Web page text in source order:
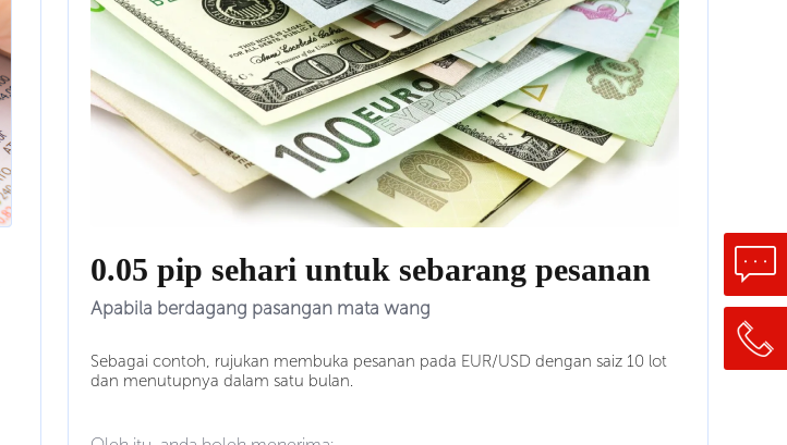
0.05 pip sehari untuk sebarang pesanan
Apabila berdagang pasangan mata wang
Sebagai contoh, rujukan membuka pesanan pada EUR/USD dengan saiz 10 lot
dan menutupnya dalam satu bulan.